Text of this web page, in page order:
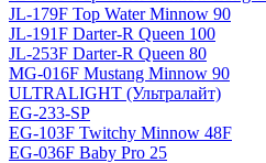
JL-179F Top Water Minnow 90
JL-191F Darter-R Queen 100
JL-253F Darter-R Queen 80
MG-016F Mustang Minnow 90
ULTRALIGHT (Ультралайт)
EG-233-SP
EG-103F Twitchy Minnow 48F
EG-036F Baby Pro 25